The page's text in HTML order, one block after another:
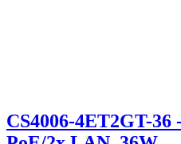
CS4006-4ET2GT-36